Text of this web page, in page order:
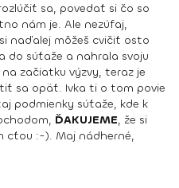
sa, povedať si čo so
nám je. Ale nezúfaj,
naďalej môžeš cvičiť osto
do súťaže a nahrala svoju
začiatku výzvy, teraz je
sa opäť. Ivka ti o tom povie
podmienky súťaže, kde k
ĎAKUJEME, že si
cťou :-). Maj nádherné,